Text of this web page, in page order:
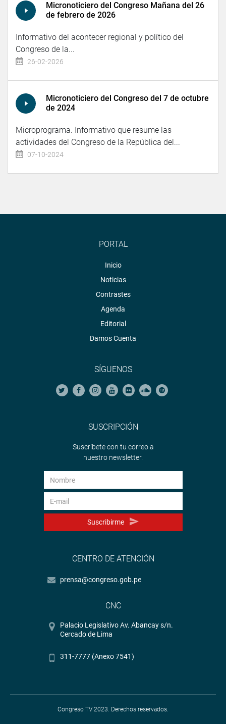
Micronoticiero del Congreso Mañana del 26
de febrero de 2026
Informativo del acontecer regional y político del
Congreso de la...
26-02-2026
Micronoticiero del Congreso del 7 de octubre
de 2024
Microprograma. Informativo que resume las
actividades del Congreso de la República del...
07-10-2024
PORTAL
Inicio
Noticias
Contrastes
Agenda
Editorial
Damos Cuenta
SÍGUENOS
SUSCRIPCIÓN
Suscríbete con tu correo a
nuestro newsletter.
Suscribirme
CENTRO DE ATENCIÓN
prensa@congreso.gob.pe
CNC
Palacio Legislativo Av. Abancay s/n.
Cercado de Lima
311-7777 (Anexo 7541)
Congreso TV 2023. Derechos reservados.